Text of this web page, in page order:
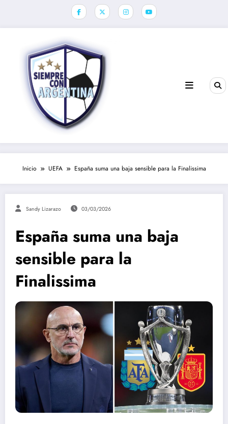
Inicio UEFA España suma una baja sensible para la Finalissima
Sandy Lizarazo 03/03/2026
España suma una baja
sensible para la
Finalissima